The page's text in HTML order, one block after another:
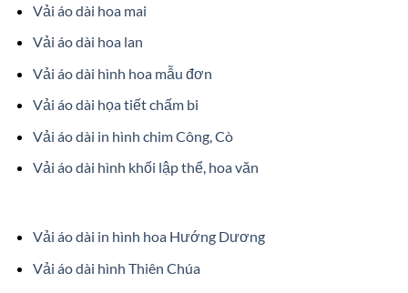
Vải áo dài hoa mai
Vải áo dài hoa lan
Vải áo dài hình hoa mẫu đơn
Vải áo dài họa tiết chấm bi
Vải áo dài in hình chim Công, Cò
Vải áo dài hình khối lập thể, hoa văn
Vải áo dài in hình hoa Hướng Dương
Vải áo dài hình Thiên Chúa